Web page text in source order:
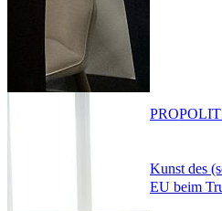
Kunst des
EU beim
PRO